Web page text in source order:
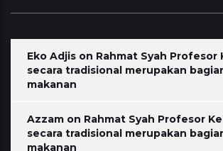
Eko Adjis on Rahmat Syah Profesor
secara tradisional merupakan
makanan
Azzam on Rahmat Syah Profesor
secara tradisional merupakan
makanan